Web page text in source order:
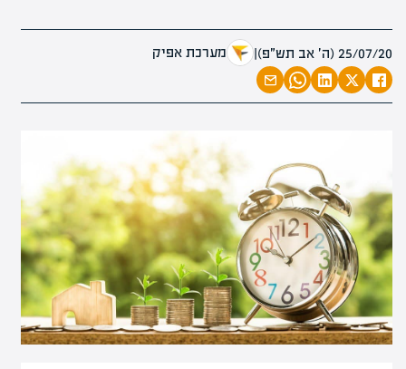
25/07/20 (ה׳ אב תש״פ) | מערכת אפיק